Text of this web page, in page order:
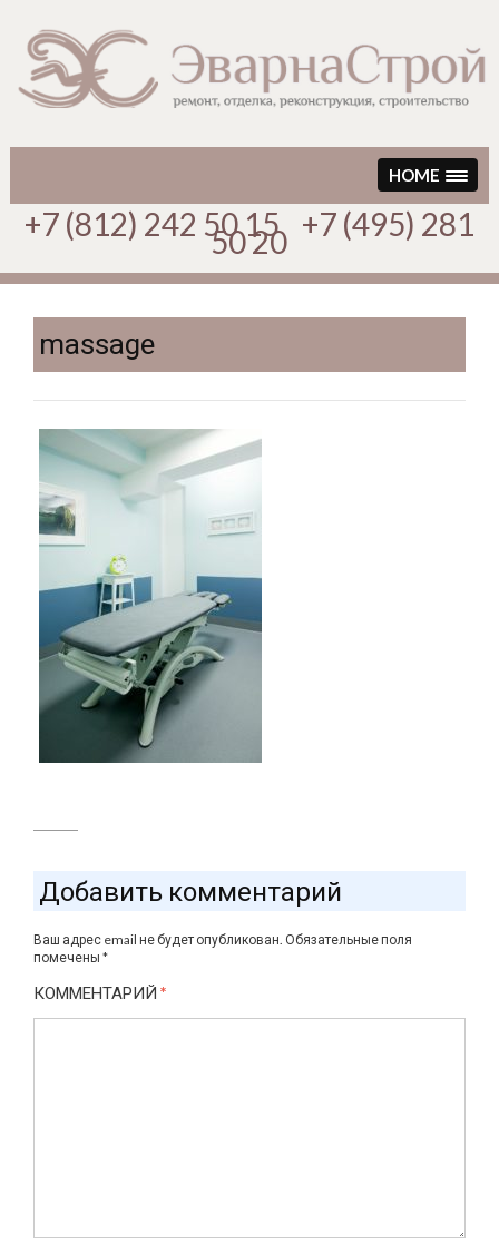
HOME
+7 (812) 242 50 15 +7 (495) 281
50 20
massage
Добавить комментарий
Ваш адрес email не будет опубликован. Обязательные поля
помечены *
КОММЕНТАРИЙ *